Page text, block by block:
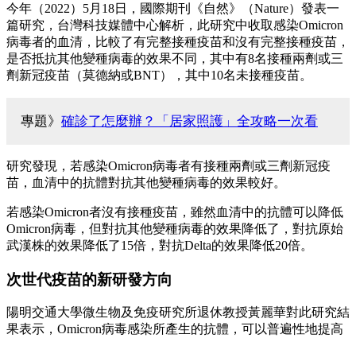
今年（2022）5月18日，國際期刊《自然》（Nature）發表一
篇研究，台灣科技媒體中心解析，此研究中收取感染Omicron
病毒者的血清，比較了有完整接種疫苗和沒有完整接種疫苗，
是否抵抗其他變種病毒的效果不同，其中有8名接種兩劑或三
劑新冠疫苗（莫德納或BNT），其中10名未接種疫苗。
專題》 確診了怎麼辦？「居家照護」全攻略一次看
研究發現，若感染Omicron病毒者有接種兩劑或三劑新冠疫
苗，血清中的抗體對抗其他變種病毒的效果較好。
若感染Omicron者沒有接種疫苗，雖然血清中的抗體可以降低
Omicron病毒，但對抗其他變種病毒的效果降低了，對抗原始
武漢株的效果降低了15倍，對抗Delta的效果降低20倍。
次世代疫苗的新研發方向
陽明交通大學微生物及免疫研究所退休教授黃麗華對此研究結
果表示，Omicron病毒感染所產生的抗體，可以普遍性地提高